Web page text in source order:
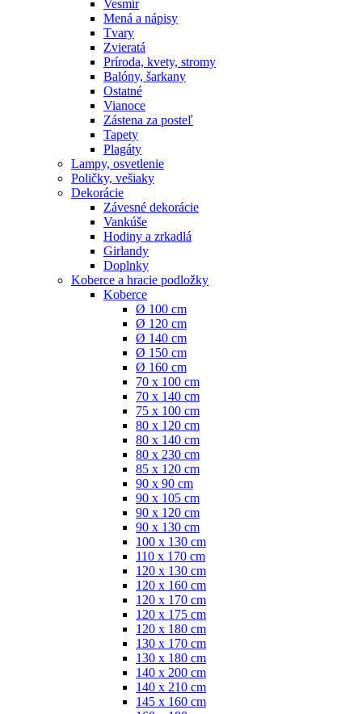
Vesmír
Mená a nápisy
Tvary
Zvieratá
Príroda, kvety, stromy
Balóny, šarkany
Ostatné
Vianoce
Zástena za posteľ
Tapety
Plagáty
Lampy, osvetlenie
Poličky, vešiaky
Dekorácie
Závesné dekorácie
Vankúše
Hodiny a zrkadlá
Girlandy
Doplnky
Koberce a hracie podložky
Koberce
Ø 100 cm
Ø 120 cm
Ø 140 cm
Ø 150 cm
Ø 160 cm
70 x 100 cm
70 x 140 cm
75 x 100 cm
80 x 120 cm
80 x 140 cm
80 x 230 cm
85 x 120 cm
90 x 90 cm
90 x 105 cm
90 x 120 cm
90 x 130 cm
100 x 130 cm
110 x 170 cm
120 x 130 cm
120 x 160 cm
120 x 170 cm
120 x 175 cm
120 x 180 cm
130 x 170 cm
130 x 180 cm
140 x 200 cm
140 x 210 cm
145 x 160 cm